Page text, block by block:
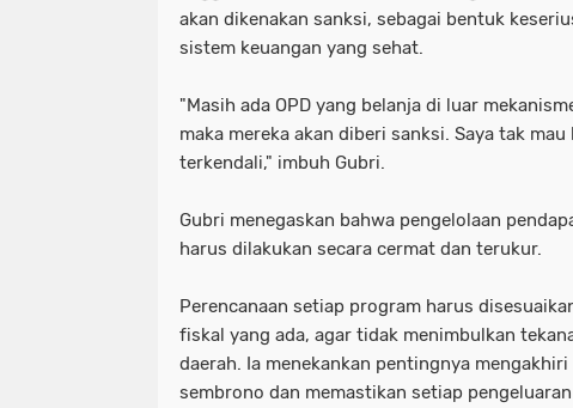
akan dikenakan sanksi, sebagai bentuk
sistem keuangan yang sehat.
"Masih ada OPD yang belanja di luar
maka mereka akan diberi sanksi. Saya tak
terkendali," imbuh Gubri.
Gubri menegaskan bahwa pengelolaan
harus dilakukan secara cermat dan terukur.
Perencanaan setiap program harus
fiskal yang ada, agar tidak menimbulkan
daerah. Ia menekankan pentingnya
sembrono dan memastikan setiap